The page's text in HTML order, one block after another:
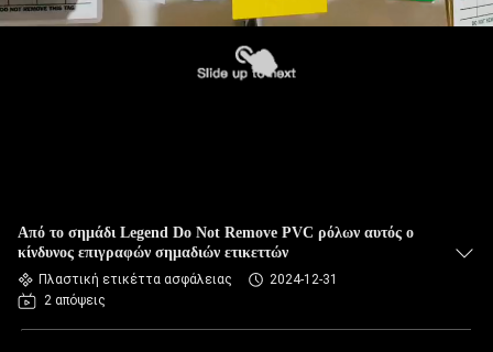
Από το σημάδι Legend Do Not Remove PVC ρόλων αυτός ο
κίνδυνος επιγραφών σημαδιών ετικεττών
Πλαστική ετικέττα ασφάλειας
2024-12-31
2 απόψεις